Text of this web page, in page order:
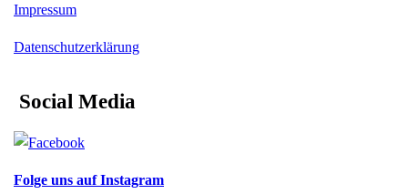
Impressum
Datenschutzerklärung
Social Media
Folge uns auf Instagram